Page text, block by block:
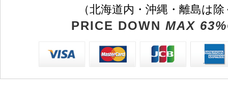
（北海道内・沖縄・離島は
PRICE DOWN MAX